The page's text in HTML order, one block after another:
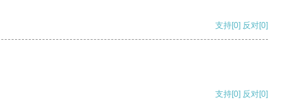
支持[0] 反对[0]
支持[0] 反对[0]